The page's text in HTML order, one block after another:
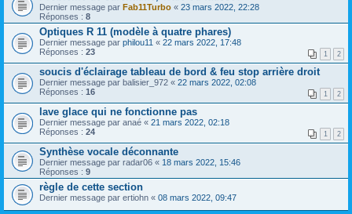
Dernier message par Fab11Turbo « 23 mars 2022, 22:28
Réponses : 8
Optiques R 11 (modèle à quatre phares)
Dernier message par philou11 « 22 mars 2022, 17:48
Réponses : 23 1 2
soucis d'éclairage tableau de bord & feu stop arrière droit
Dernier message par balisier_972 « 22 mars 2022, 02:08
Réponses : 16 1 2
lave glace qui ne fonctionne pas
Dernier message par anaé « 21 mars 2022, 02:18
Réponses : 24 1 2
Synthèse vocale déconnante
Dernier message par radar06 « 18 mars 2022, 15:46
Réponses : 9
règle de cette section
Dernier message par ertiohn « 08 mars 2022, 09:47